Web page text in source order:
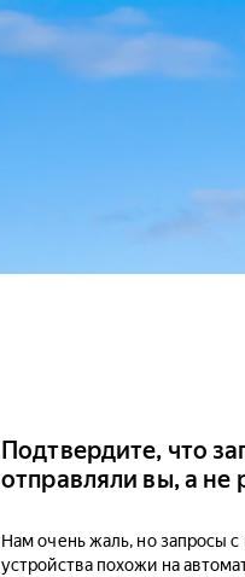
Подтвердите, что
отправляли вы, а не
Нам очень жаль, но запросы с
устройства похожи на